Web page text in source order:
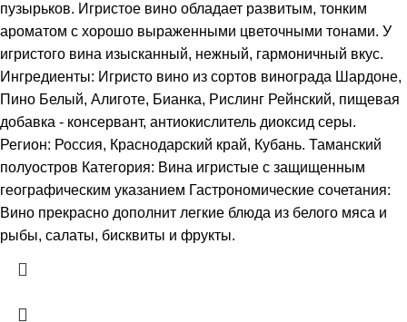
пузырьков. Игристое вино обладает развитым, тонким
ароматом с хорошо выраженными цветочными тонами. У
игристого вина изысканный, нежный, гармоничный вкус.
Ингредиенты: Игристо вино из сортов винограда Шардоне,
Пино Белый, Алиготе, Бианка, Рислинг Рейнский, пищевая
добавка - консервант, антиокислитель диоксид серы.
Регион: Россия, Краснодарский край, Кубань. Таманский
полуостров Категория: Вина игристые с защищенным
географическим указанием Гастрономические сочетания:
Вино прекрасно дополнит легкие блюда из белого мяса и
рыбы, салаты, бисквиты и фрукты.